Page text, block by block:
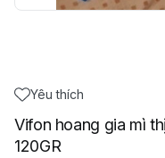
Yêu thích
Vifon hoang gia mì
120GR